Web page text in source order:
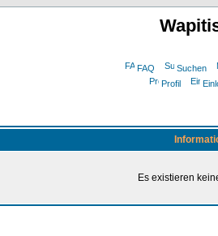
FAQ Suchen
Profil
Es existieren